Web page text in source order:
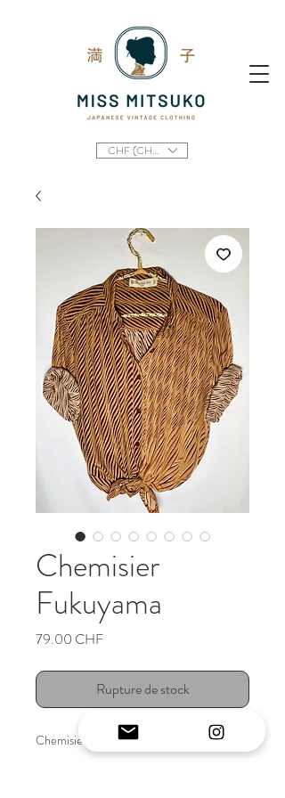
CHF (CHF)
Chemisier
Fukuyama
79.00 CHFPrix
Rupture de stock
Chemisier vintage japonais original